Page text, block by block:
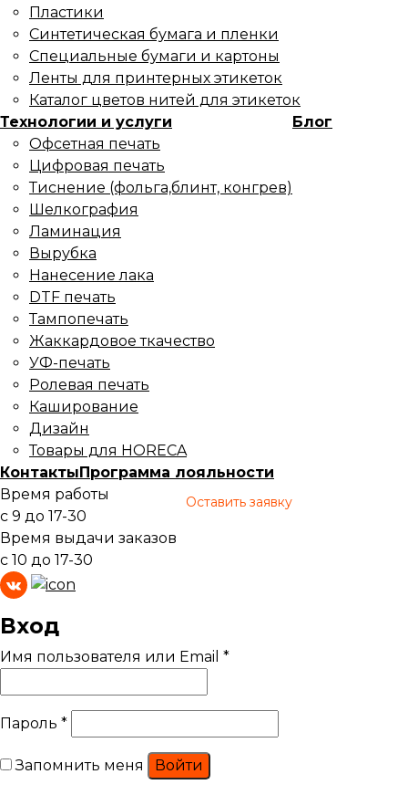
Пластики
Синтетическая бумага и пленки
Специальные бумаги и картоны
Ленты для принтерных этикеток
Каталог цветов нитей для этикеток
Технологии и услуги
Офсетная печать
Цифровая печать
Тиснение (фольга,блинт, конгрев)
Шелкография
Ламинация
Вырубка
Нанесение лака
DTF печать
Тампопечать
Жаккардовое ткачество
УФ-печать
Ролевая печать
Каширование
Дизайн
Товары для HORECA
Блог
КонтактыПрограмма лояльности
Время работы
с 9 до 17-30
Время выдачи заказов
с 10 до 17-30
Оставить заявку
Вход
Имя пользователя или Email *
Пароль *
Запомнить меня Войти